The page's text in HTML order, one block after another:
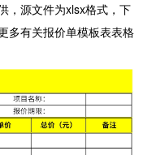
，源文件为xlsx格式，下
多有关报价单模板表表格